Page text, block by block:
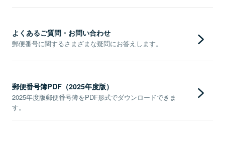
よくあるご質問・お問い合わせ
郵便番号に関するさまざまな疑問にお答えします。
郵便番号簿PDF（2025年度版）
2025年度版郵便番号簿をPDF形式でダウンロードできま
す。